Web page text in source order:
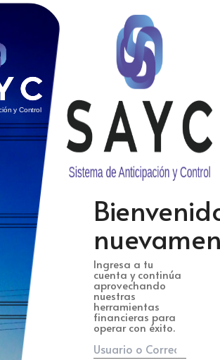
Ingresa a tu
cuenta y continúa
aprovechando
nuestras
herramientas
financieras para
operar con éxito.